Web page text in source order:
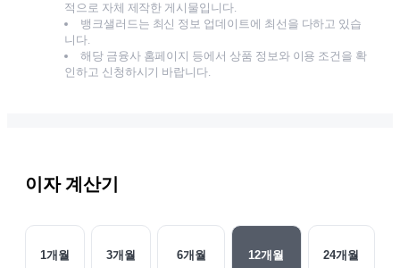
적으로 자체 제작한 게시물입니다.
뱅크샐러드는 최신 정보 업데이트에 최선을 다하고 있습
니다.
해당 금융사 홈페이지 등에서 상품 정보와 이용 조건을 확
인하고 신청하시기 바랍니다.
이자 계산기
1개월 3개월 6개월 12개월 24개월